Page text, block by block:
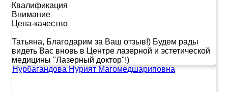
Квалификация
Внимание
Цена-качество
Татьяна, Благодарим за Ваш отзыв!) Будем рады
видеть Вас вновь в Центре лазерной и эстетической
медицины "Лазерный доктор"!)
Нурбагандова Нурият Магомедшариповна